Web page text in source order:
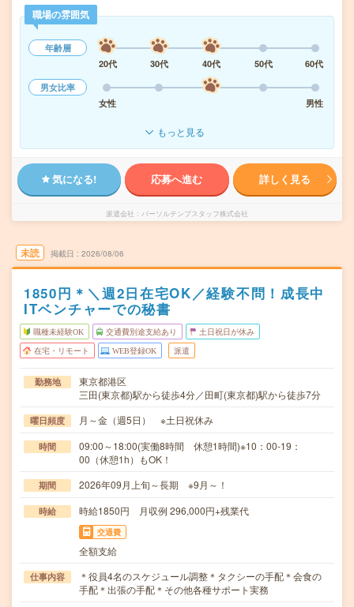
職場の雰囲気
年齢層
20代
30代 40代 50代
60代
男女比率
女性
男性
もっと見る
気になる! 応募へ進む 詳しく見る
派遣会社 パーソルテンプスタッフ株式会社
未読 掲載日 2026/08/06
1850円＊＼週2日在宅OK／経験不問！成長中
ITベンチャーでの秘書
職種未経験OK 交通費別途支給あり 土日祝日が休み
在宅・リモート WEB登録OK 派遣
勤務地
東京都港区
三田(東京都)駅から徒歩4分／田町(東京都)駅から徒歩7分
曜日頻度 月～金（週5日） ※土日祝休み
時間
09:00～18:00(実働8時間 休憩1時間)※10：00‐19：
00（休憩1h）もOK！
期間 2026年09月上旬～長期 ※9月～！
時給 時給1850円 月収例 296,000円+残業代
交通費
全額支給
仕事内容
＊役員4名のスケジュール調整＊タクシーの手配＊会食の
手配＊出張の手配＊その他各種サポート実務